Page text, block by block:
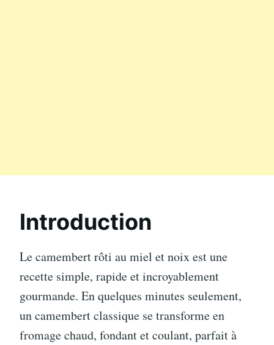
Introduction
Le camembert rôti au miel et noix est une
recette simple, rapide et incroyablement
gourmande. En quelques minutes seulement,
un camembert classique se transforme en
fromage chaud, fondant et coulant, parfait à